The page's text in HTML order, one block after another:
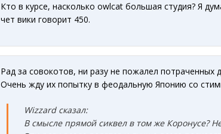
Кто в курсе, насколько owlcat большая студия? Я
чет вики говорит 450.
Рад за совокотов, ни разу не пожалел потраченных
Очень жду их попытку в феодальную Японию со
Wizzard сказал:
В смысле прямой сиквел в том же Коронусе?